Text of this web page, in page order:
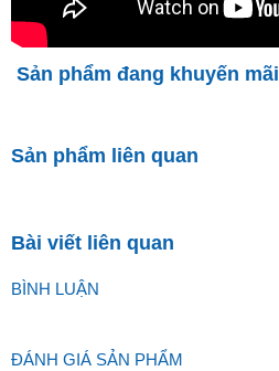
Sản phẩm đang khuyến mãi
Sản phẩm liên quan
Bài viết liên quan
BÌNH LUẬN
ĐÁNH GIÁ SẢN PHẨM